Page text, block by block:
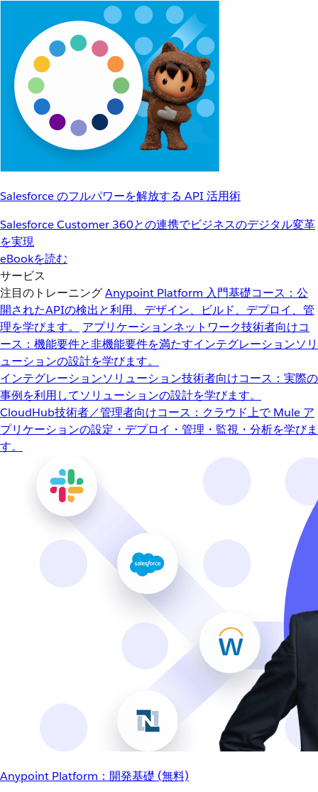
Salesforce のフルパワーを解放する API 活用術
Salesforce Customer 360との連携でビジネスのデジタル変革
を実現
eBookを読む
サービス
注目のトレーニングAnypoint Platform 入門基礎コース：公
開されたAPIの検出と利用、デザイン、ビルド、デプロイ、管
理を学びます。
アプリケーションネットワーク技術者向けコ
ース：機能要件と非機能要件を満たすインテグレーションソリ
ューションの設計を学びます。
インテグレーションソリューション技術者向けコース：実際の
事例を利用してソリューションの設計を学びます。
CloudHub技術者／管理者向けコース：クラウド上で Mule ア
プリケーションの設定・デプロイ・管理・監視・分析を学びま
す。
Anypoint Platform：開発基礎 (無料)